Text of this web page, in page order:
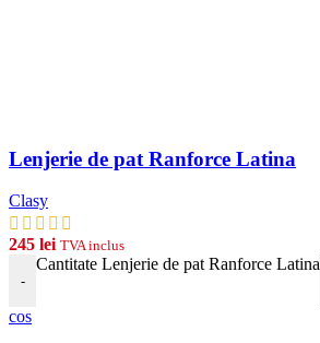
Lenjerie de pat Ranforce Latina
Clasy
245 lei TVA inclus
-
Cantitate Lenjerie de pat Ranforce Latina
cos